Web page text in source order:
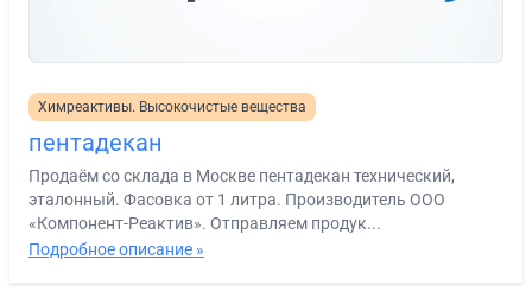
Химреактивы. Высокочистые вещества
пентадекан
Продаём со склада в Москве пентадекан технический,
эталонный. Фасовка от 1 литра. Производитель ООО
«Компонент-Реактив». Отправляем продук...
Подробное описание »